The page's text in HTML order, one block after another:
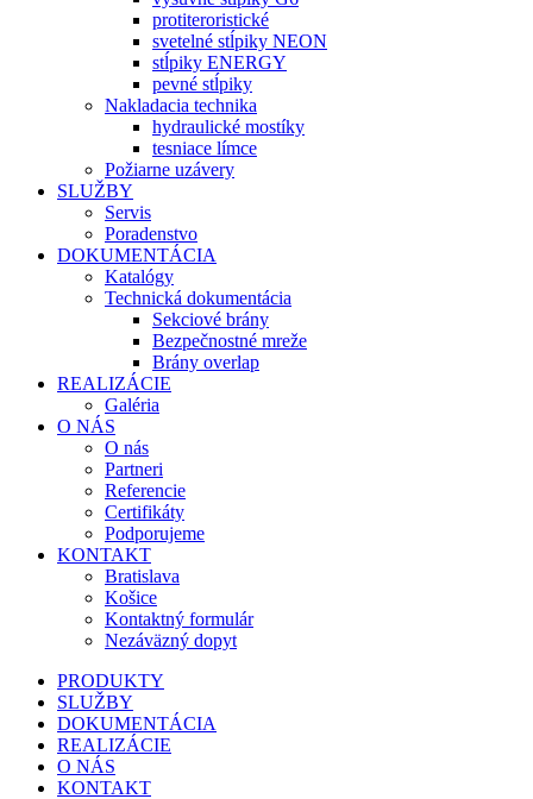
protiteroristické
svetelné stĺpiky NEON
stĺpiky ENERGY
pevné stĺpiky
Nakladacia technika
hydraulické mostíky
tesniace límce
Požiarne uzávery
SLUŽBY
Servis
Poradenstvo
DOKUMENTÁCIA
Katalógy
Technická dokumentácia
Sekciové brány
Bezpečnostné mreže
Brány overlap
REALIZÁCIE
Galéria
O NÁS
O nás
Partneri
Referencie
Certifikáty
Podporujeme
KONTAKT
Bratislava
Košice
Kontaktný formulár
Nezáväzný dopyt
PRODUKTY
SLUŽBY
DOKUMENTÁCIA
REALIZÁCIE
O NÁS
KONTAKT